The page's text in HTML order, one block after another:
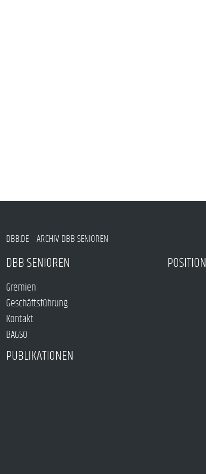
DBB.DE ARCHIV DBB SENIOREN
DBB SENIOREN
Gremien
Geschäftsführung
Kontakt
BAGSO
PUBLIKATIONEN